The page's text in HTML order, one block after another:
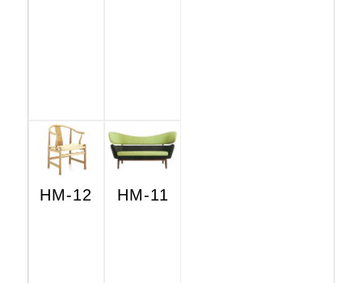
HM-12 HM-11